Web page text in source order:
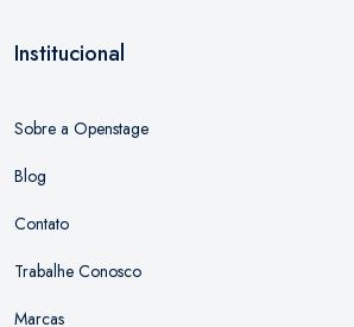
Institucional
Sobre a Openstage
Blog
Contato
Trabalhe Conosco
Marcas